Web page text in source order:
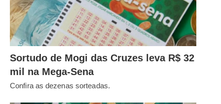
Sortudo de Mogi das Cruzes leva R$ 32
mil na Mega-Sena
Confira as dezenas sorteadas.